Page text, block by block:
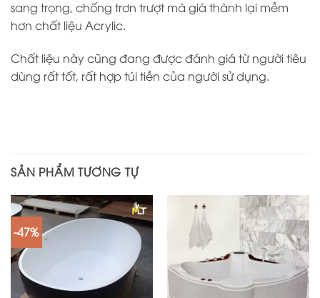
sang trọng, chống trơn trượt mà giá thành lại mềm
hơn chất liệu Acrylic.
Chất liệu này cũng đang được đánh giá từ người tiêu
dùng rất tốt, rất hợp túi tiền của người sử dụng.
SẢN PHẨM TƯƠNG TỰ
-47%